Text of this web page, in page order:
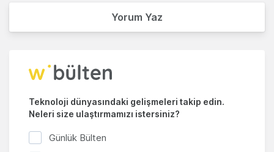
Yorum Yaz
Teknoloji dünyasındaki gelişmeleri takip edin.
Neleri size ulaştırmamızı istersiniz?
Günlük Bülten